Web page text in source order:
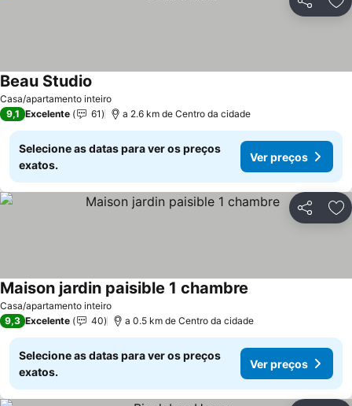
Partilhar
Casa/apartamento inteiro
Beau Studio
9,1 Excelente 61 a 2.6 km de Centro da cidade
Selecione as datas para ver os preços
exatos.
Ver preços
Partilhar
Casa/apartamento inteiro
Maison jardin paisible 1 chambre
9,3 Excelente 40 a 0.5 km de Centro da cidade
Selecione as datas para ver os preços
exatos.
Ver preços